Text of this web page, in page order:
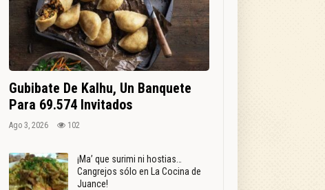
Gubibate De Kalhu, Un Banquete
Para 69.574 Invitados
Ago 3, 2026 102
¡Ma’ que surimi ni hostias…
Cangrejos sólo en La Cocina de
Juance!